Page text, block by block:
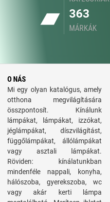
363
MÁRKÁK
O NÁS
Mi egy olyan katalógus, amely
otthona megvilágítására
összpontosít. Kínálunk
lámpákat, lámpákat, izzókat,
jéglámpákat, díszvilágítást,
függőlámpákat, állólámpákat
vagy asztali lámpákat.
Röviden: kínálatunkban
mindenféle nappali, konyha,
hálószoba, gyerekszoba, wc
vagy akár kerti lámpa